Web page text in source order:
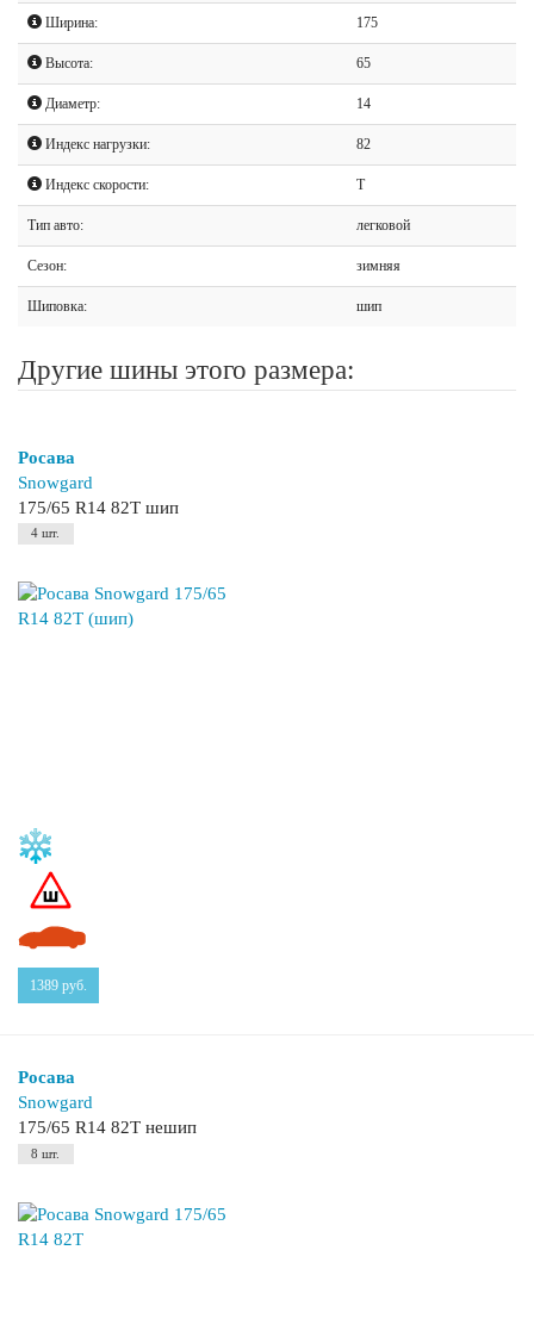
Ширина: 175
Высота: 65
Диаметр: 14
Индекс нагрузки: 82
Индекс скорости: T
Тип авто: легковой
Сезон: зимняя
Шиповка: шип
Другие шины этого размера:
Росава
Snowgard
175/65 R14 82T шип
4 шт.
1389 руб.
Росава
Snowgard
175/65 R14 82T нешип
8 шт.